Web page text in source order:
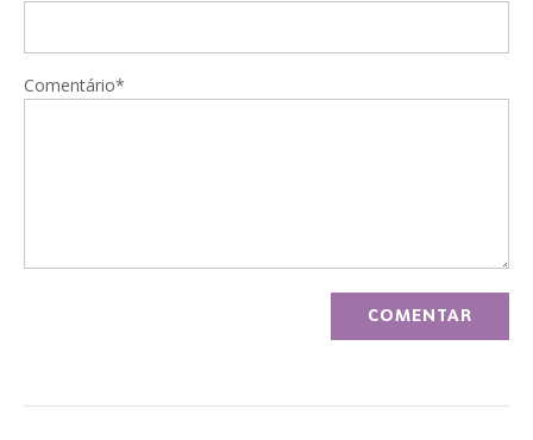
Comentário*